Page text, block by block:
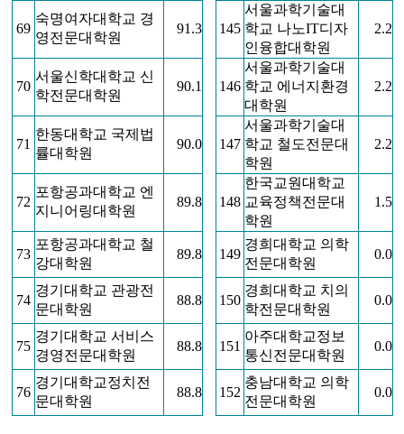
69
숙명여자대학교 경
영전문대학원
91.3 145
서울과학기술대
학교 나노IT디자
인융합대학원
2.2
70
서울신학대학교 신
학전문대학원
90.1 146
서울과학기술대
학교 에너지환경
대학원
2.2
71
한동대학교 국제법
률대학원
90.0 147
서울과학기술대
학교 철도전문대
학원
2.2
72
포항공과대학교 엔
지니어링대학원
89.8 148
한국교원대학교
교육정책전문대
학원
1.5
73
포항공과대학교 철
강대학원
89.8 149
경희대학교 의학
전문대학원
0.0
74
경기대학교 관광전
문대학원
88.8 150
경희대학교 치의
학전문대학원
0.0
75
경기대학교 서비스
경영전문대학원
88.8 151
아주대학교정보
통신전문대학원
0.0
76
경기대학교정치전
문대학원
88.8 152
충남대학교 의학
전문대학원
0.0